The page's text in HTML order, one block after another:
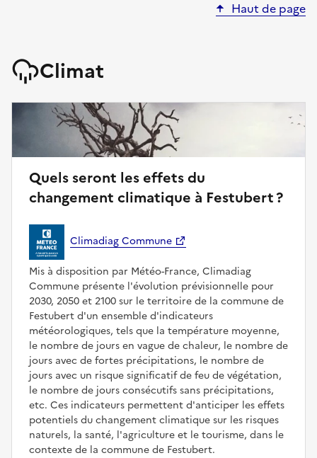
Haut de page
Climat
Quels seront les effets du
changement climatique à Festubert ?
Climadiag Commune
Mis à disposition par Météo-France, Climadiag
Commune présente l'évolution prévisionnelle pour
2030, 2050 et 2100 sur le territoire de la commune de
Festubert d'un ensemble d'indicateurs
météorologiques, tels que la température moyenne,
le nombre de jours en vague de chaleur, le nombre de
jours avec de fortes précipitations, le nombre de
jours avec un risque significatif de feu de végétation,
le nombre de jours consécutifs sans précipitations,
etc. Ces indicateurs permettent d'anticiper les effets
potentiels du changement climatique sur les risques
naturels, la santé, l'agriculture et le tourisme, dans le
contexte de la commune de Festubert.